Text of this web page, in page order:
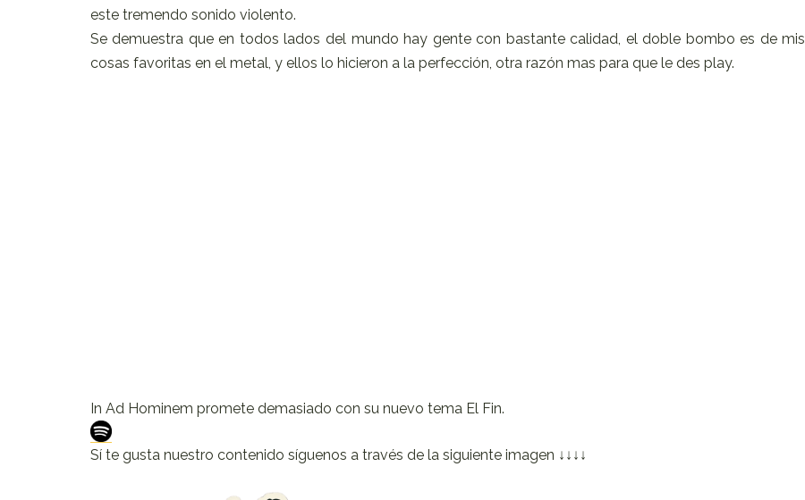
este tremendo sonido violento.
Se demuestra que en todos lados del mundo hay gente con bastante calidad, el doble bombo es de mis
cosas favoritas en el metal, y ellos lo hicieron a la perfección, otra razón mas para que le des play.
In Ad Hominem promete demasiado con su nuevo tema El Fin.
Sí te gusta nuestro contenido síguenos a través de la siguiente imagen ↓↓↓↓